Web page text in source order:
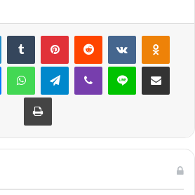
LinkedInTumblr PinterestReddit VKontakte
MessengerWhatsAppTelegramViber Line E-Posta ile
Yazdır